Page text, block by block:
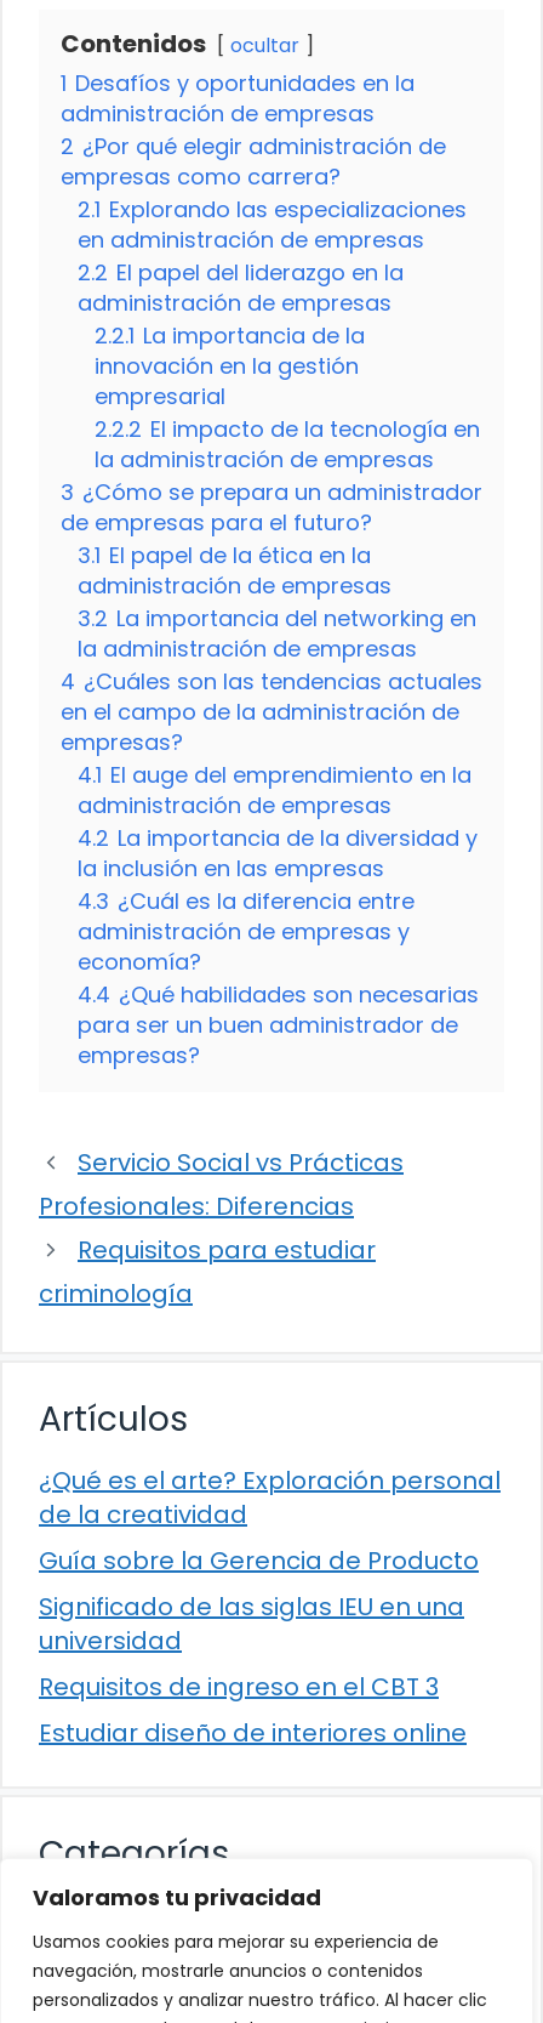
Valoramos tu privacidad
Usamos cookies para mejorar su experiencia de
navegación, mostrarle anuncios o contenidos
personalizados y analizar nuestro tráfico. Al hacer clic
Contenidos ocultar
1 Desafíos y oportunidades en la
administración de empresas
2 ¿Por qué elegir administración de
empresas como carrera?
2.1 Explorando las especializaciones
en administración de empresas
2.2 El papel del liderazgo en la
administración de empresas
2.2.1 La importancia de la
innovación en la gestión
empresarial
2.2.2 El impacto de la tecnología en
la administración de empresas
3 ¿Cómo se prepara un administrador
de empresas para el futuro?
3.1 El papel de la ética en la
administración de empresas
3.2 La importancia del networking en
la administración de empresas
4 ¿Cuáles son las tendencias actuales
en el campo de la administración de
empresas?
4.1 El auge del emprendimiento en la
administración de empresas
4.2 La importancia de la diversidad y
la inclusión en las empresas
4.3 ¿Cuál es la diferencia entre
administración de empresas y
economía?
4.4 ¿Qué habilidades son necesarias
para ser un buen administrador de
empresas?
Servicio Social vs Prácticas
Profesionales: Diferencias
Requisitos para estudiar
criminología
Artículos
¿Qué es el arte? Exploración personal
de la creatividad
Guía sobre la Gerencia de Producto
Significado de las siglas IEU en una
universidad
Requisitos de ingreso en el CBT 3
Estudiar diseño de interiores online
Categorías
Cultura
Educación
Eventos